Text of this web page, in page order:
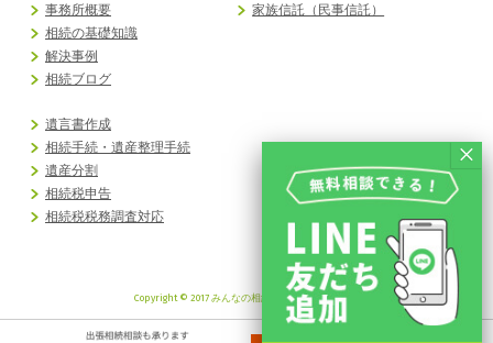
事務所概要
相続の基礎知識
解決事例
相続ブログ
家族信託（民事信託）
遺言書作成
相続手続・遺産整理手続
遺産分割
相続税申告
相続税税務調査対応
Copyright © 2017 みんなの相続 All Rights Reserved.